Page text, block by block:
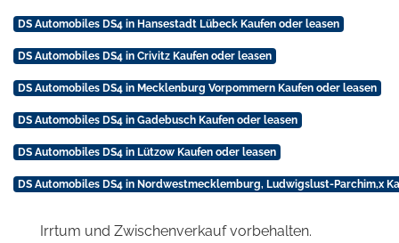
DS Automobiles DS4 in Hansestadt Lübeck Kaufen oder leasen
DS Automobiles DS4 in Crivitz Kaufen oder leasen
DS Automobiles DS4 in Mecklenburg Vorpommern Kaufen oder leasen
DS Automobiles DS4 in Gadebusch Kaufen oder leasen
DS Automobiles DS4 in Lützow Kaufen oder leasen
DS Automobiles DS4 in Nordwestmecklemburg, Ludwigslust-Parchim,x
Irrtum und Zwischenverkauf vorbehalten.